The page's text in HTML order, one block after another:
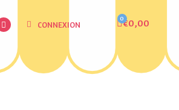
CONNEXION €0,00